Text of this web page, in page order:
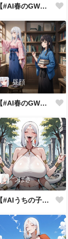
【#AI春のGWまつり】がっつりサンド
昼顔
【#AI春のGWまつり】図書館へお出かけ
つばき
【#AIうちの子アピール週間】異世界異業種パラレル